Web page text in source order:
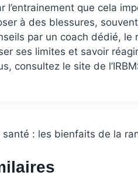
l’entrainement que cela
à des blessures,
par un coach dédié,
ses limites et savoir
consultez le site de
santé : les bienfaits de la